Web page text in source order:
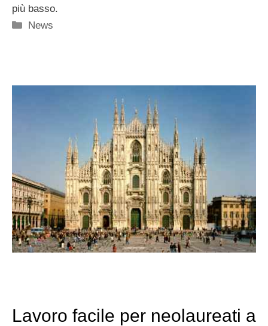
più basso.
Categorie
News
Lavoro facile per neolaureati a